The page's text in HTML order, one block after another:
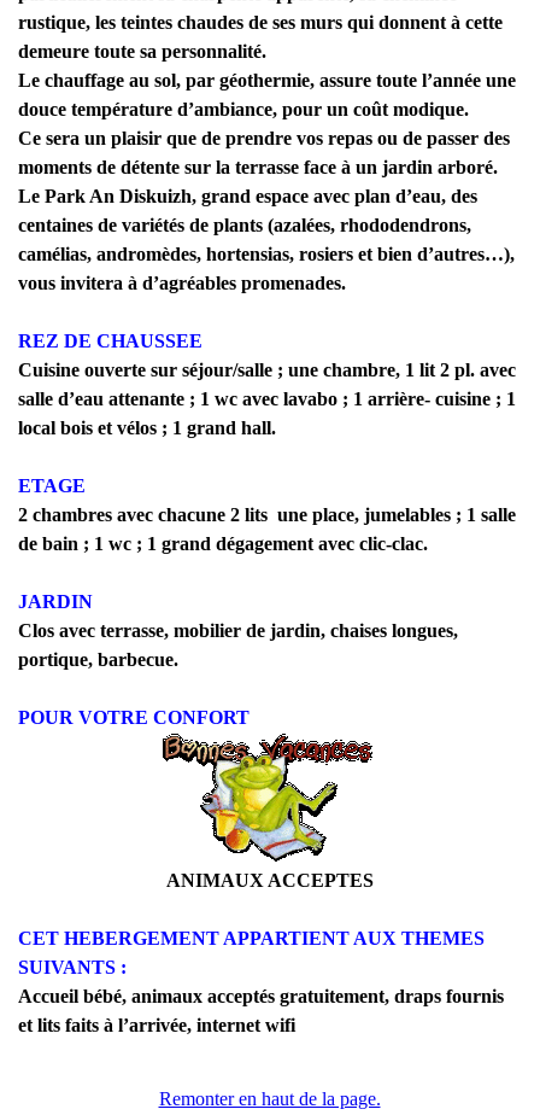
rustique, les teintes chaudes de ses murs qui donnent à cette
demeure toute sa personnalité.
Le chauffage au sol, par géothermie, assure toute l’année une
douce température d’ambiance, pour un coût modique.
Ce sera un plaisir que de prendre vos repas ou de passer des
moments de détente sur la terrasse face à un jardin arboré.
Le Park An Diskuizh, grand espace avec plan d’eau, des
centaines de variétés de plants (azalées, rhododendrons,
camélias, andromèdes, hortensias, rosiers et bien d’autres…),
vous invitera à d’agréables promenades.
REZ DE CHAUSSEE
Cuisine ouverte sur séjour/salle ; une chambre, 1 lit 2 pl. avec
salle d’eau attenante ; 1 wc avec lavabo ; 1 arrière- cuisine ; 1
local bois et vélos ; 1 grand hall.
ETAGE
2 chambres avec chacune 2 lits une place, jumelables ; 1 salle
de bain ; 1 wc ; 1 grand dégagement avec clic-clac.
JARDIN
Clos avec terrasse, mobilier de jardin, chaises longues,
portique, barbecue.
POUR VOTRE CONFORT
ANIMAUX ACCEPTES
CET HEBERGEMENT APPARTIENT AUX THEMES
SUIVANTS :
Accueil bébé, animaux acceptés gratuitement, draps fournis
et lits faits à l’arrivée, internet wifi
Remonter en haut de la page.